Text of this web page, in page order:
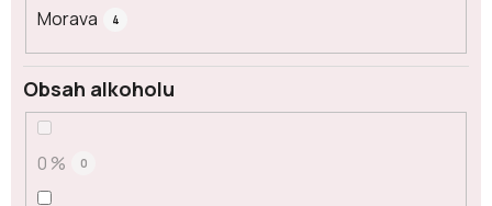
Morava 4
Obsah alkoholu
0 % 0